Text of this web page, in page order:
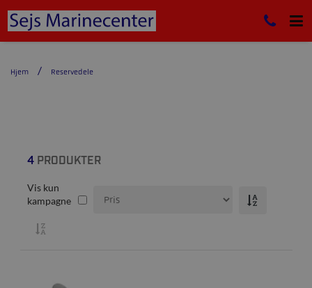
Hjem Reservedele
4PRODUKTER
Vis kun
kampagne